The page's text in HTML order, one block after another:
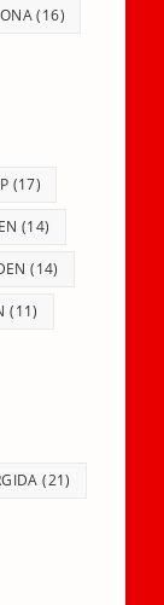
(16)
(17)
(14)
(14)
(11)
(21)